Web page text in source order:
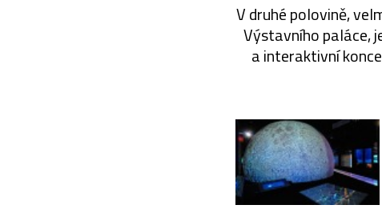
V druhé polovině,
Výstavního paláce,
a interaktivní